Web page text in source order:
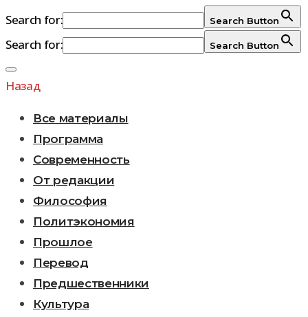
Search for: Search Button
Search for: Search Button
Перейти
к
Назад
Все материалы
Программа
Современность
От редакции
Философия
Политэкономия
Прошлое
Перевод
Предшественники
Культура